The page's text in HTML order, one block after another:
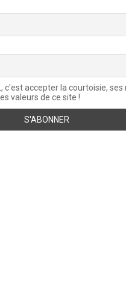
c'est accepter la courtoisie, ses
valeurs de ce site !